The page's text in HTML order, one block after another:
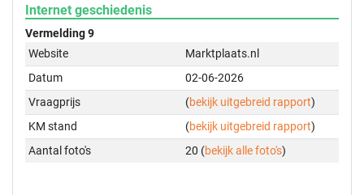
Internet geschiedenis
Vermelding 9
Website
Marktplaats.nl
Datum
02-06-2026
Vraagprijs
(bekijk uitgebreid rapport)
KM stand
(bekijk uitgebreid rapport)
Aantal foto's
20 (bekijk alle foto's)